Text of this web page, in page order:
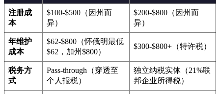
注册成
本
$100-$500（因州而
异）
$200-$800（因州而
异）
年维护
成本
$62-$800（怀俄明最低
$62，加州$800）
$300-$800+（特许税）
税务方
式
Pass-through（穿透至
个人报税）
独立纳税实体（21%联
邦企业所得税）